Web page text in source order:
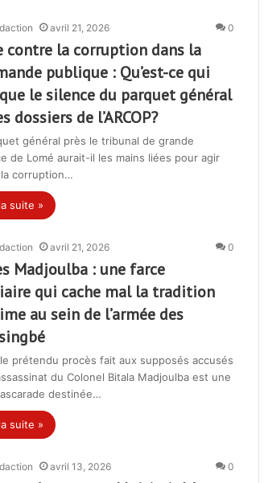
avril 21, 2026 0
contre la corruption dans la
publique : Qu’est-ce qui
le silence du parquet général
dossiers de l’ARCOP?
général près le tribunal de grande
de Lomé aurait-il les mains liées pour agir
corruption…
suite »
avril 21, 2026 0
Madjoulba : une farce
qui cache mal la tradition
au sein de l’armée des
prétendu procès fait aux supposés accusés
du Colonel Bitala Madjoulba est une
destinée…
suite »
avril 13, 2026 0